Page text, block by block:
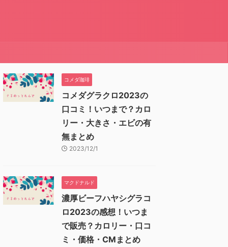
コメダ珈琲
コメダグラクロ2023の
口コミ！いつまで？カロ
リー・大きさ・エビの有
無まとめ
2023/12/1
マクドナルド
濃厚ビーフハヤシグラコ
ロ2023の感想！いつま
で販売？カロリー・口コ
ミ・価格・CMまとめ